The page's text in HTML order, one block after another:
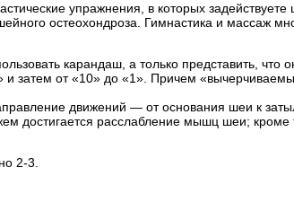
упражнения, в которых
остеохондроза. Гимнастика и массаж
карандаш, а только представить,
и затем от «10» до «1». Причем
движений — от основания шеи к
достигается расслабление мышц шеи;
2-3.